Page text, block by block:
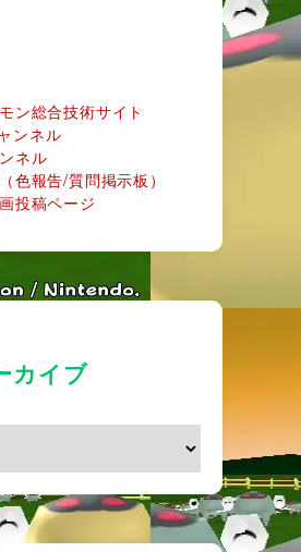
ン総合技術サイト
ンネル
ネル
色報告/質問掲示板）
投稿ページ
カイブ